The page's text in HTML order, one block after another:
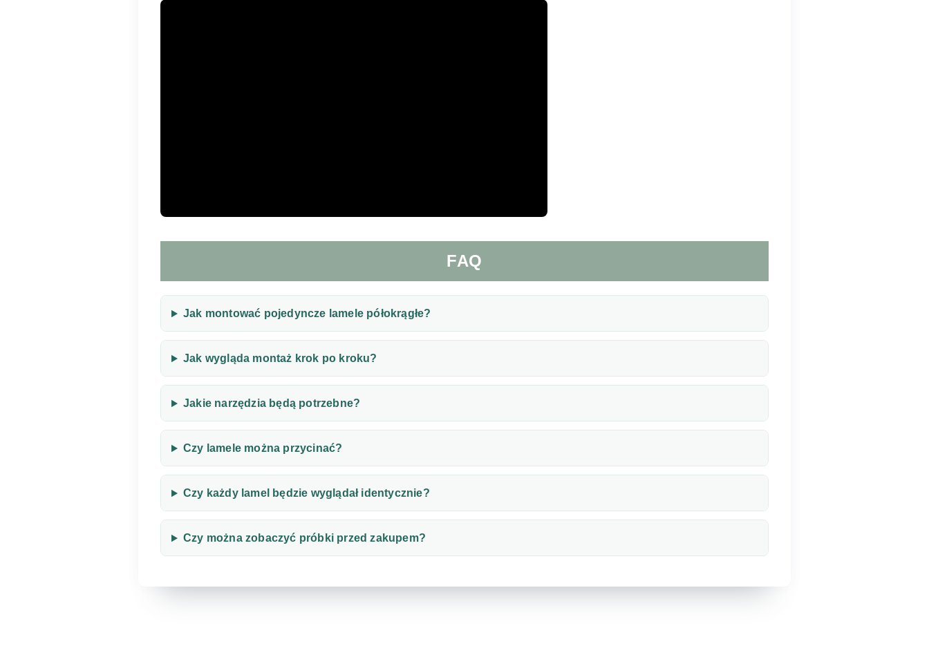
FAQ
Jak montować pojedyncze lamele półokrągłe?
Jak wygląda montaż krok po kroku?
Jakie narzędzia będą potrzebne?
Czy lamele można przycinać?
Czy każdy lamel będzie wyglądał identycznie?
Czy można zobaczyć próbki przed zakupem?